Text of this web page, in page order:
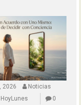
2026
Noticias
0